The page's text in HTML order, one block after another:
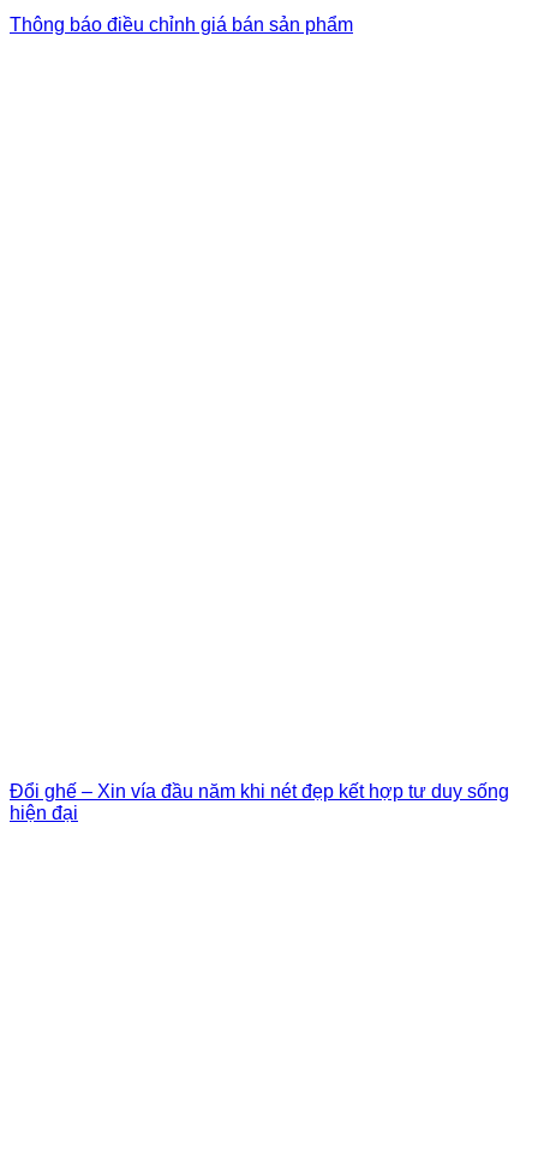
Thông báo điều chỉnh giá bán sản phẩm
Đổi ghế – Xin vía đầu năm khi nét đẹp kết hợp tư duy sống
hiện đại